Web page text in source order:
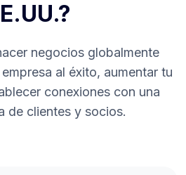
negocios globalmente
al éxito, aumentar tu
conexiones con una
de clientes y socios.